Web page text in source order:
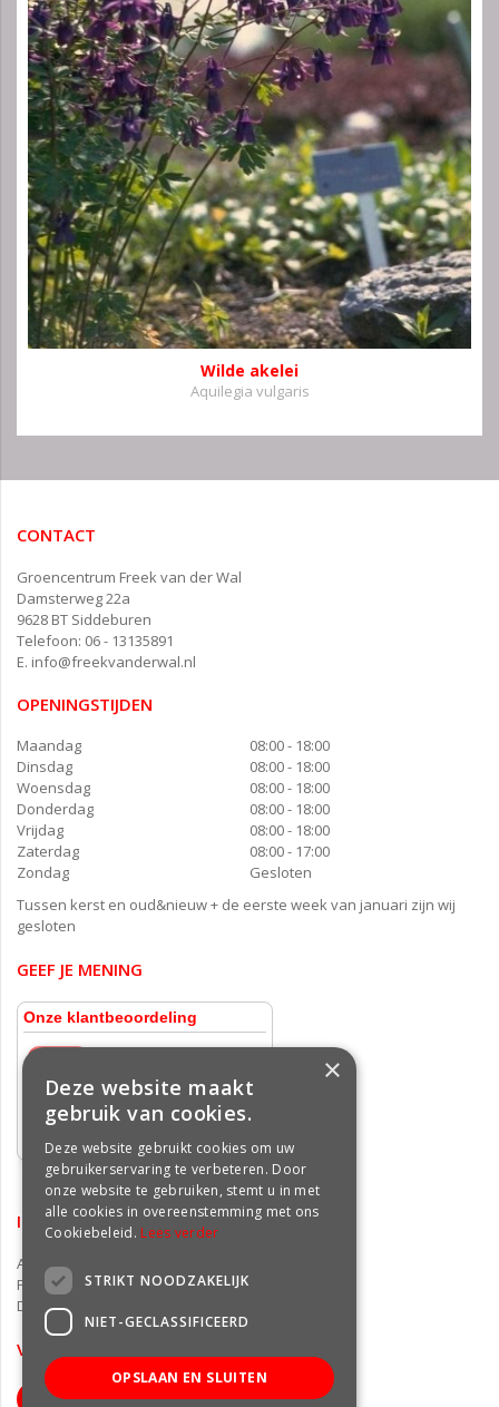
Wilde akelei
Aquilegia vulgaris
CONTACT
Groencentrum Freek van der Wal
Damsterweg 22a
9628 BT Siddeburen
Telefoon: 06 - 13135891
E. info@freekvanderwal.nl
OPENINGSTIJDEN
Maandag
08:00 - 18:00
Dinsdag
08:00 - 18:00
Woensdag
08:00 - 18:00
Donderdag
08:00 - 18:00
Vrijdag
08:00 - 18:00
Zaterdag
08:00 - 17:00
Zondag
Gesloten
Tussen kerst en oud&nieuw + de eerste week van januari zijn wij
gesloten
GEEF JE MENING
INFORMATIE
Algemene voorwaarden
Privacy statement
Disclaimer
VOLG ONS OP FACEBOOK
×
Deze website maakt
gebruik van cookies.
Deze website gebruikt cookies om uw
gebruikerservaring te verbeteren. Door
onze website te gebruiken, stemt u in met
alle cookies in overeenstemming met ons
Cookiebeleid. Lees verder
STRIKT NOODZAKELIJK
NIET-GECLASSIFICEERD
OPSLAAN EN SLUITEN